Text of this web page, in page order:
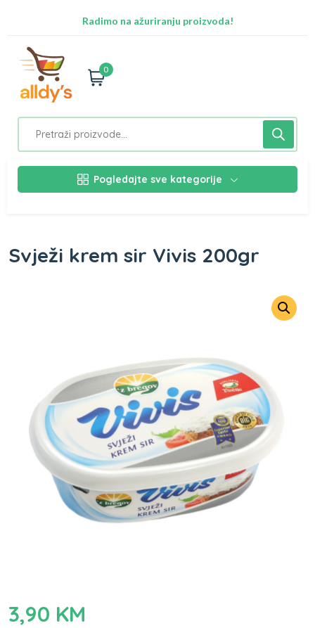
Besplatna dostava za Sarajevo preko 50 KM
0
Pogledajte sve kategorije
Svježi krem sir Vivis 200gr
3,90 KM